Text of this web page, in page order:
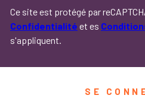
Ce site est protégé par
Confidentialité et es
s'appliquent.
SE